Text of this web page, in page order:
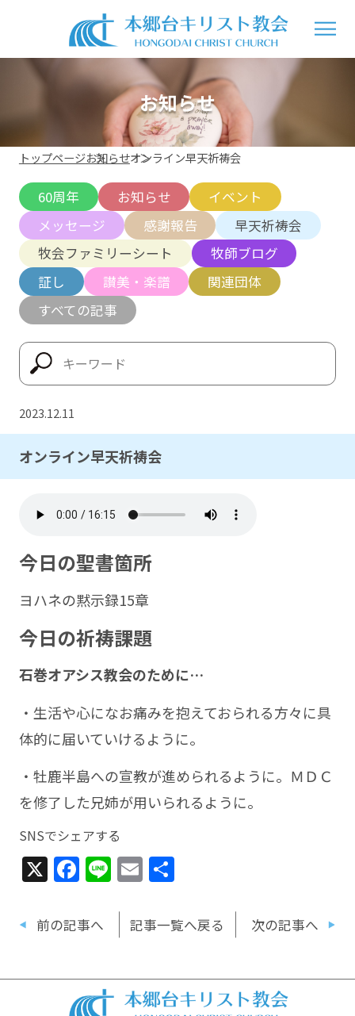
お知らせ
トップページお知らせオンライン早天祈祷会
60周年 お知らせ
イベント
メッセージ
感謝報告
早天祈祷会
牧会ファミリーシート
牧師ブログ
証し
讃美・楽譜
関連団体
すべての記事
2023.12.11
オンライン早天祈祷会
今日の聖書箇所
ヨハネの黙示録15章
今日の祈祷課題
石巻オアシス教会のために…
・生活や心になお痛みを抱えておられる方々に具
体的に届いていけるように。
・牡鹿半島への宣教が進められるように。ＭＤＣ
を修了した兄姉が用いられるように。
SNSでシェアする
X Facebook
LineEmail
共
前の記事へ 記事一覧へ戻る 次の記事へ